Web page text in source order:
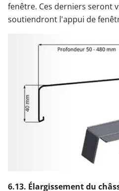
fenêtre. Ces derniers seront
soutiendront l'appui de
6.13. Élargissement du